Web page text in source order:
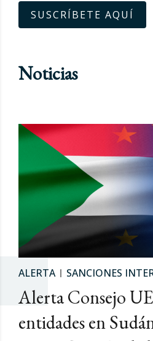
SUSCRÍBETE AQUÍ
Noticias
ALERTA SANCIONES
Alerta Consejo
entidades en